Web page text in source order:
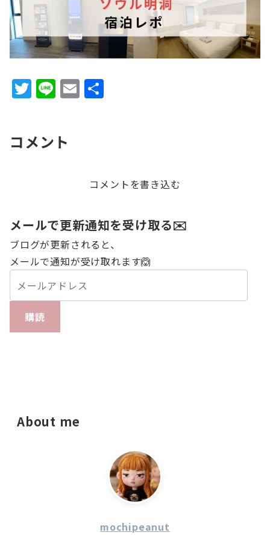
T
w
te
Li
n
E
m
コメント
コメントを書き込む
メールで更新通知を受け取る✉️
ブログが更新されると、
メールで通知が受け取れます🙆
購読
About me
mochipeanut